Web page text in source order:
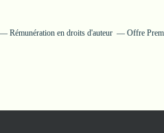
Rémunération en droits d'auteur Offre